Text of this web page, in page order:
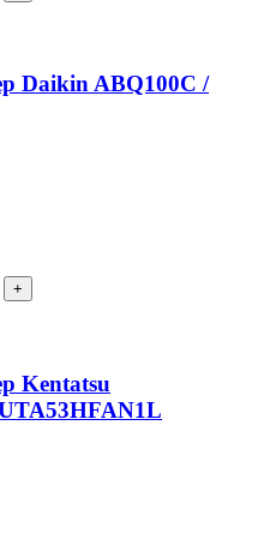
Daikin ABQ100C /
Kentatsu